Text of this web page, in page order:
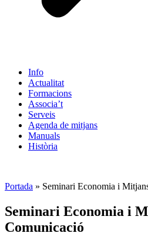
Info
Actualitat
Formacions
Associa’t
Serveis
Agenda de mitjans
Manuals
Història
Portada » Seminari Economia i
Seminari Economia i
Comunicació